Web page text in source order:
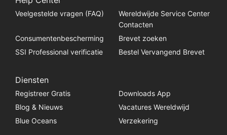
Veelgestelde vragen (FAQ)
Wereldwijde Service Center
Contacten
Consumentenbescherming
Brevet zoeken
SSI Professional verificatie
Bestel Vervangend Brevet
Diensten
Registreer Gratis
Downloads App
Blog & Nieuws
Vacatures Wereldwijd
Blue Oceans
Verzekering